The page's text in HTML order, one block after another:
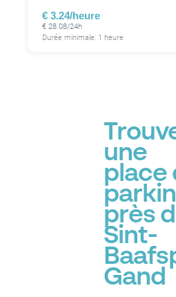
€ 3.24/heure
€ 28.08/24h
Durée minimale: 1 heure
une
place
près
Sint-
Gand